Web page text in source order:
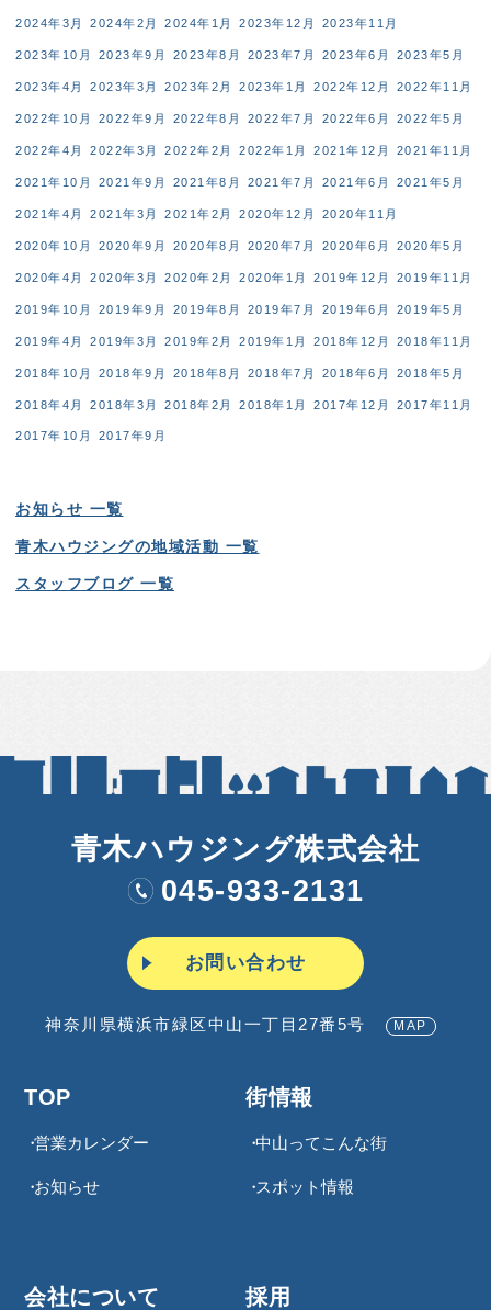
2024年3月 2024年2月 2024年1月 2023年12月 2023年11月
2023年10月 2023年9月 2023年8月 2023年7月 2023年6月 2023年5月
2023年4月 2023年3月 2023年2月 2023年1月 2022年12月 2022年11月
2022年10月 2022年9月 2022年8月 2022年7月 2022年6月 2022年5月
2022年4月 2022年3月 2022年2月 2022年1月 2021年12月 2021年11月
2021年10月 2021年9月 2021年8月 2021年7月 2021年6月 2021年5月
2021年4月 2021年3月 2021年2月 2020年12月 2020年11月
2020年10月 2020年9月 2020年8月 2020年7月 2020年6月 2020年5月
2020年4月 2020年3月 2020年2月 2020年1月 2019年12月 2019年11月
2019年10月 2019年9月 2019年8月 2019年7月 2019年6月 2019年5月
2019年4月 2019年3月 2019年2月 2019年1月 2018年12月 2018年11月
2018年10月 2018年9月 2018年8月 2018年7月 2018年6月 2018年5月
2018年4月 2018年3月 2018年2月 2018年1月 2017年12月 2017年11月
2017年10月 2017年9月
お知らせ 一覧
青木ハウジングの地域活動 一覧
スタッフブログ 一覧
青木ハウジング株式会社
045-933-2131
お問い合わせ
神奈川県横浜市緑区中山一丁目27番5号 MAP
TOP
営業カレンダー
お知らせ
会社について
街情報
中山ってこんな街
スポット情報
採用